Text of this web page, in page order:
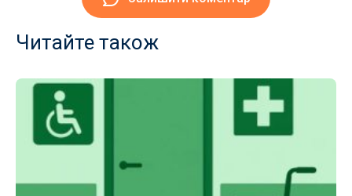
Читайте також